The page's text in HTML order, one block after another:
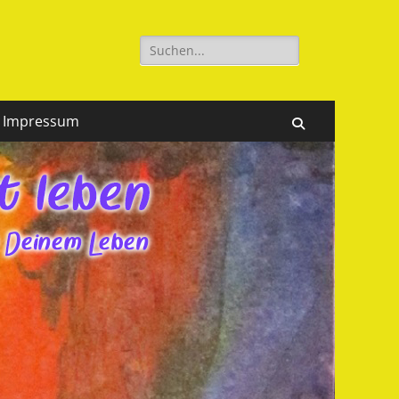
Suchen
nach:
Impressum